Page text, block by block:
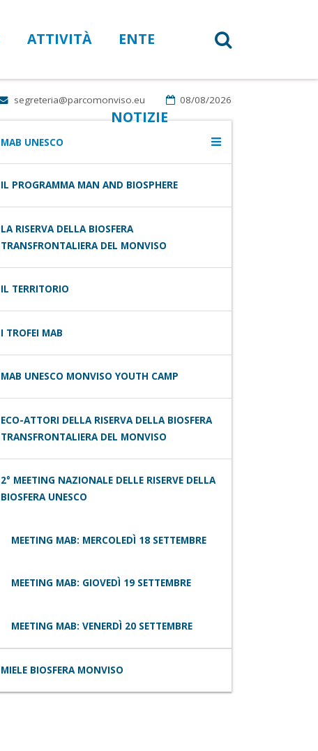
ATTIVITÀ ENTE
NOTIZIE
segreteria@parcomonviso.eu 08/08/2026
MAB UNESCO
IL PROGRAMMA MAN AND BIOSPHERE
LA RISERVA DELLA BIOSFERA
TRANSFRONTALIERA DEL MONVISO
IL TERRITORIO
I TROFEI MAB
MAB UNESCO MONVISO YOUTH CAMP
ECO-ATTORI DELLA RISERVA DELLA BIOSFERA
TRANSFRONTALIERA DEL MONVISO
2° MEETING NAZIONALE DELLE RISERVE DELLA
BIOSFERA UNESCO
MEETING MAB: MERCOLEDÌ 18 SETTEMBRE
MEETING MAB: GIOVEDÌ 19 SETTEMBRE
MEETING MAB: VENERDÌ 20 SETTEMBRE
MIELE BIOSFERA MONVISO